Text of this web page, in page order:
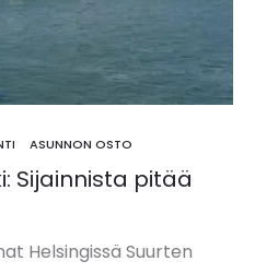
ASUNNON OSTO
Sijainnista pitää
Helsingissä Suurten